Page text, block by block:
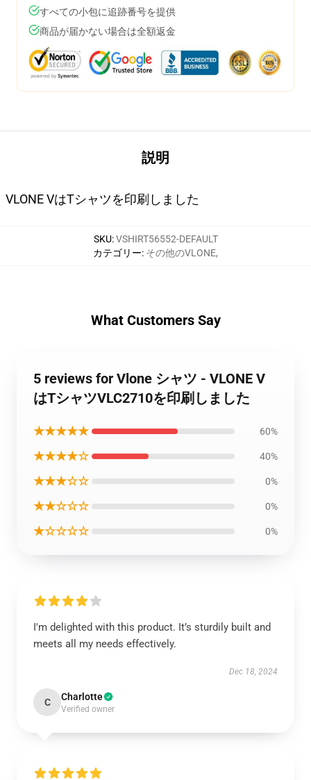
すべての小包に追跡番号を提供
商品が届かない場合は全額返金
説明
VLONE VはTシャツを印刷しました
SKU:VSHIRT56552-DEFAULT
カテゴリー: その他のVLONE,
What Customers Say
5 reviews for Vlone シャツ - VLONE V
はTシャツVLC2710を印刷しました
★★★★★ 60%
★★★★☆ 40%
★★★☆☆ 0%
★★☆☆☆ 0%
★☆☆☆☆ 0%
I'm delighted with this product. It’s sturdily built and
meets all my needs effectively.
Dec 18, 2024
C Charlotte
Verified owner